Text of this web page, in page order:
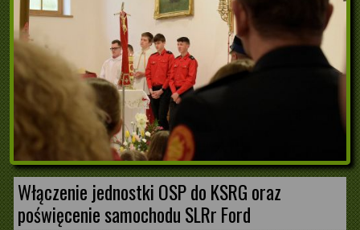
Włączenie jednostki OSP do KSRG oraz
poświęcenie samochodu SLRr Ford